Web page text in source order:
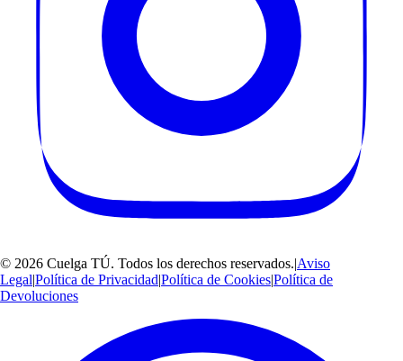
© 2026 Cuelga TÚ. Todos los derechos reservados.|Aviso
Legal|Política de Privacidad|Política de Cookies|Política de
Devoluciones